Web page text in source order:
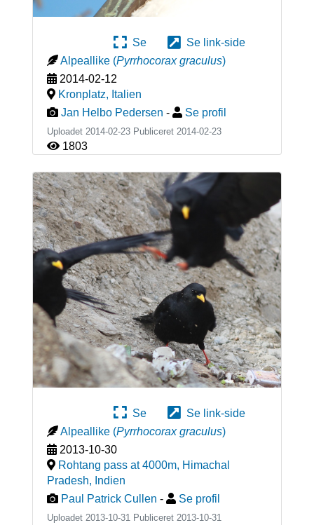
Se
Se link-side
Alpeallike (Pyrrhocorax graculus)
2014-02-12
Kronplatz, Italien
Jan Helbo Pedersen - Se profil
Uploadet 2014-02-23 Publiceret 2014-02-23
1803
Se
Se link-side
Alpeallike (Pyrrhocorax graculus)
2013-10-30
Rohtang pass at 4000m, Himachal
Pradesh, Indien
Paul Patrick Cullen - Se profil
Uploadet 2013-10-31 Publiceret 2013-10-31